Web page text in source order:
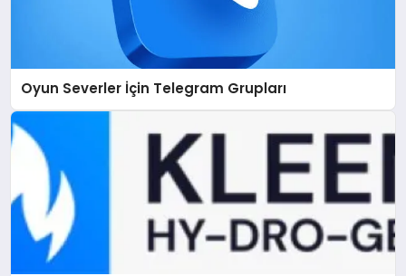
Oyun Severler İçin Telegram Grupları